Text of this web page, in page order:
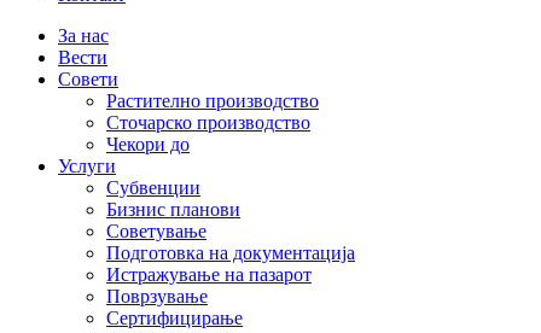
За нас
Вести
Совети
Растително производство
Сточарско производство
Чекори до
Услуги
Субвенции
Бизнис планови
Советување
Подготовка на документација
Истражување на пазарот
Поврзување
Сертифицирање